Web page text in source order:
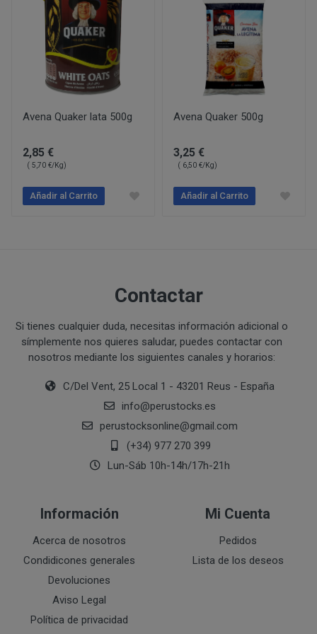
Avena Quaker lata 500g
2,85 €
( 5,70 €/Kg)
Añadir al Carrito
Avena Quaker 500g
3,25 €
( 6,50 €/Kg)
Añadir al Carrito
Contactar
Si tienes cualquier duda, necesitas información adicional o
símplemente nos quieres saludar, puedes contactar con
nosotros mediante los siguientes canales y horarios:
C/Del Vent, 25 Local 1 - 43201 Reus - España
info@perustocks.es
perustocksonline@gmail.com
(+34) 977 270 399
Lun-Sáb 10h-14h/17h-21h
Información
Acerca de nosotros
Condidicones generales
Devoluciones
Aviso Legal
Política de privacidad
Mi Cuenta
Pedidos
Lista de los deseos
Intentar acceder a las cuentas de correo electrónico
sistemas informáticos de PERUSTOCKS o de
Vulnerar los derechos de propiedad intelectual o
información de PERUSTOCKS o de terceros.
Suplantar la identidad de cualquier otro usuario.
Reproducir, copiar, distribuir, poner a disposición de,
transformar o modificar los contenidos, a menos que
Recabar datos con finalidad publicitaria y de remitir
con fines de venta u otras de naturaleza comercial
¿Por cuánto tiempo conservaremos sus datos?
¿Cuál es la legitimación para el tratamiento de sus datos
Consentimiento del interesado
Ejecución de medidas precontractuales a petición del
Interés legítimo del responsable
¿A qué destinatarios se comunicarán sus datos?
PERUSTOCKS pretende garantizar la disponibilidad
través de www.perustocks.es. No obstante, en el
estuviera disponible o si el mismo se hubiera
momento, mediante indicación de no existencias.
producto agotado.
PERUSTOCKS podrá suministrar un producto de
resolución del contrato.
En caso de indisponibilidad de la totalidad o parte del
sustitución por el cliente, el reembolso previamente
PROCESO DE COMPRA Y/O CONTRATACIÓN
Para realizar cualquier compra en
edad.
Además será preciso que el cliente se registre en
recogida de datos en el que se proporcione a
contratación; datos que en cualquier caso serán
que el cliente deberá consentir expresamente
Los pasos a seguir para realizar la compra son:
Una vez dentro de la web, debemos
newsletter. En la dirección del correo
un mensaje en dónde validamos el email.
Accedemos a la tienda online "ENTRAR"
identifica..